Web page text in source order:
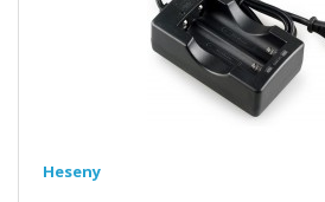
Heseny